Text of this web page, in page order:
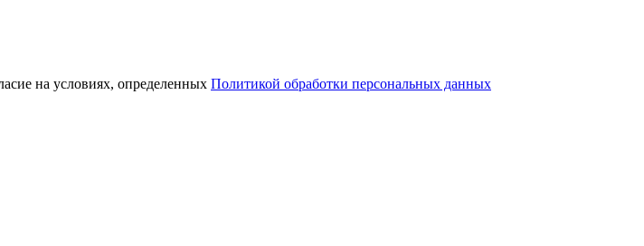
на условиях, определенных Политикой обработки персональных данных